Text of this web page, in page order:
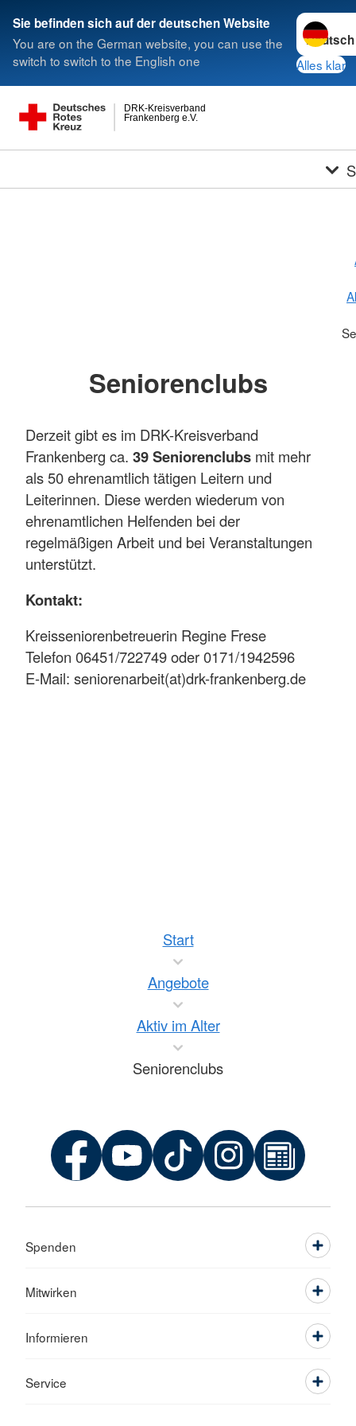
Sie befinden sich auf der deutschen Website
You are on the German website, you can use the
switch to switch to the English one
Sprache
Alles klar
Frankenberg e.V.
DRK-Kreisverband
Seniorenclubs
Derzeit gibt es im DRK-Kreisverband
Frankenberg ca. 39 Seniorenclubs mit mehr
als 50 ehrenamtlich tätigen Leitern und
Leiterinnen. Diese werden wiederum von
ehrenamtlichen Helfenden bei der
regelmäßigen Arbeit und bei Veranstaltungen
unterstützt.
Kontakt:
Kreisseniorenbetreuerin Regine Frese
Telefon 06451/722749 oder 0171/1942596
E-Mail: seniorenarbeit(at)drk-frankenberg.de
Start
Angebote
Aktiv im Alter
Seniorenclubs
Spenden
Mitwirken
Informieren
Service